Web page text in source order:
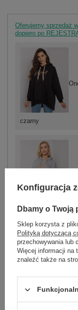
Oferujemy sprzedaż
dopiero po
czarny
szary
Masz pytanie?
Zadzwoń+48
Konfiguracja
Dbamy o Twoją
Sklep korzysta z
Polityką dotyczącą
przechowywania lub
Więcej informacji na
znaleźć także na